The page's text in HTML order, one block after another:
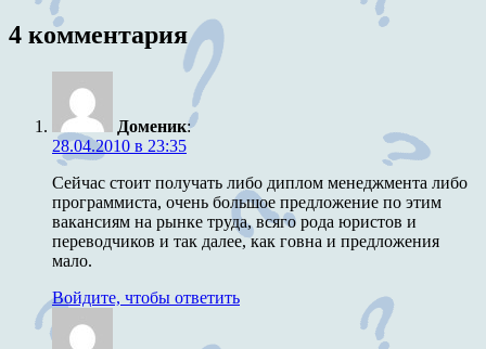
4 комментария
Доменик:
28.04.2010 в 23:35
Сейчас стоит получать либо диплом менеджмента либо
программиста, очень большое предложение по этим
вакансиям на рынке труда, всяго рода юристов и
переводчиков и так далее, как говна и предложения
мало.
Войдите, чтобы ответить